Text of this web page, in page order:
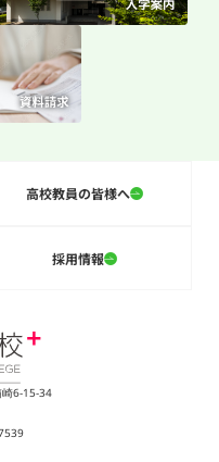
高校教員の皆様へ
採用情報
6-15-34